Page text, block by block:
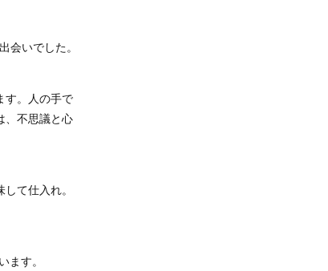
いでした。
す。人の手で
、不思議と心
て仕入れ。
す。